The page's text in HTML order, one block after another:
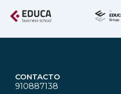
CONTACTO
910887138